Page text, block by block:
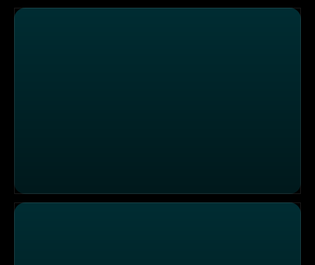
"Face", Hannover